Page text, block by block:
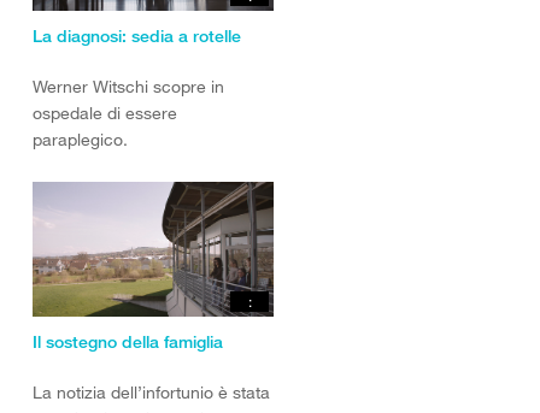
La diagnosi: sedia a rotelle
Werner Witschi scopre in
ospedale di essere
paraplegico.
:
Il sostegno della famiglia
La notizia dell’infortunio è stata